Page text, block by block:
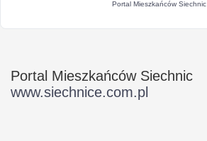
Portal Mieszkańców Siechnic
Portal Mieszkańców Siechnic
www.siechnice.com.pl